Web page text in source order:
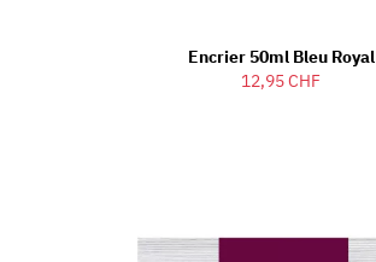
Encrier 50ml Bleu Royal
12,95 CHF